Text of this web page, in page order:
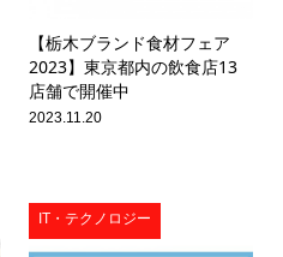
【栃木ブランド食材フェア
2023】東京都内の飲食店13
店舗で開催中
2023.11.20
IT・テクノロジー